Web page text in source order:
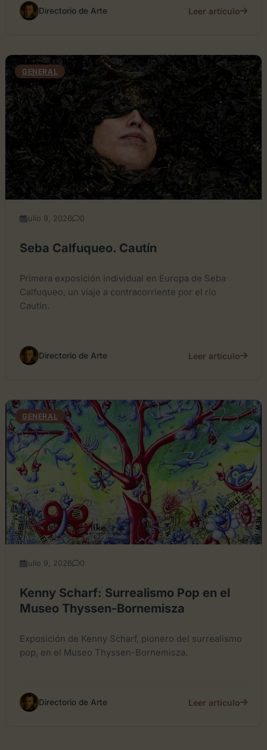
Directorio de Arte Leer artículo
GENERAL
julio 9, 2026 0
Seba Calfuqueo. Cautín
Primera exposición individual en Europa de Seba
Calfuqueo, un viaje a contracorriente por el río
Cautín.
Directorio de Arte Leer artículo
GENERAL
julio 9, 2026 0
Kenny Scharf: Surrealismo Pop en el
Museo Thyssen-Bornemisza
Exposición de Kenny Scharf, pionero del surrealismo
pop, en el Museo Thyssen-Bornemisza.
Directorio de Arte Leer artículo